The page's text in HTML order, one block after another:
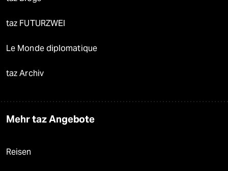
taz FUTURZWEI
Le Monde diplomatique
taz Archiv
Mehr taz Angebote
Reisen